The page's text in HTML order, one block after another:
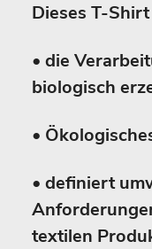
Dieses T-Shirt
• die
biologisch
•
• definiert
textilen